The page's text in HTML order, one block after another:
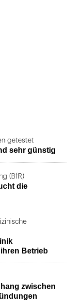
getestet
sehr günstig
(BfR)
die
Betrieb
zwischen